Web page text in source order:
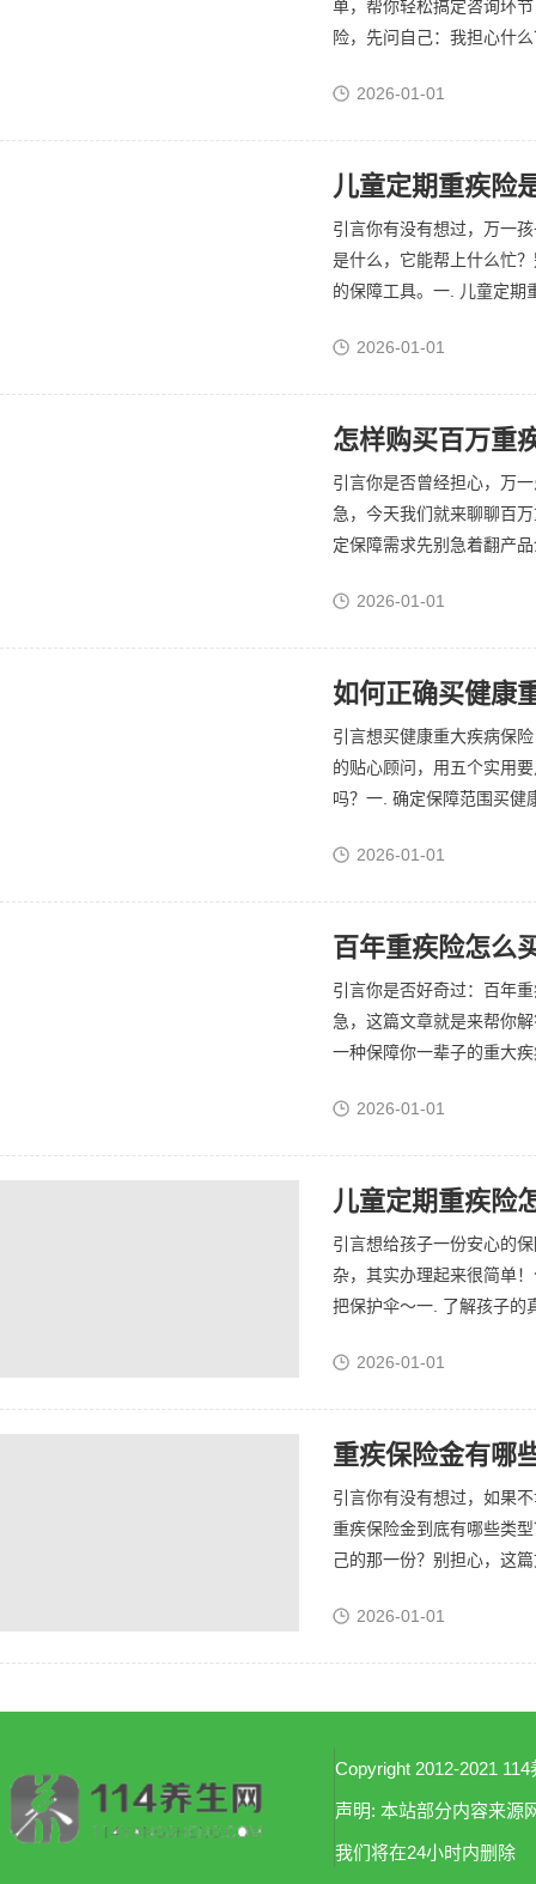
单，帮你轻松搞定咨询环
险，先问自己：我担心什
2026-01-01
儿童定期重疾险
引言你有没有想过，万一
是什么，它能帮上什么忙
的保障工具。一. 儿童定期
2026-01-01
怎样购买百万重
引言你是否曾经担心，万
急，今天我们就来聊聊百
定保障需求先别急着翻产
2026-01-01
如何正确买健康
引言想买健康重大疾病保
的贴心顾问，用五个实用
吗？一. 确定保障范围买健
2026-01-01
百年重疾险怎么
引言你是否好奇过：百年
急，这篇文章就是来帮你
一种保障你一辈子的重大
2026-01-01
儿童定期重疾险
引言想给孩子一份安心的
杂，其实办理起来很简单
把保护伞～一. 了解孩子的
2026-01-01
重疾保险金有哪
引言你有没有想过，如果
重疾保险金到底有哪些类
己的那一份？别担心，这
2026-01-01
Copyright 2012-2021
声明: 本站部分内容来源
我们将在24小时内删除